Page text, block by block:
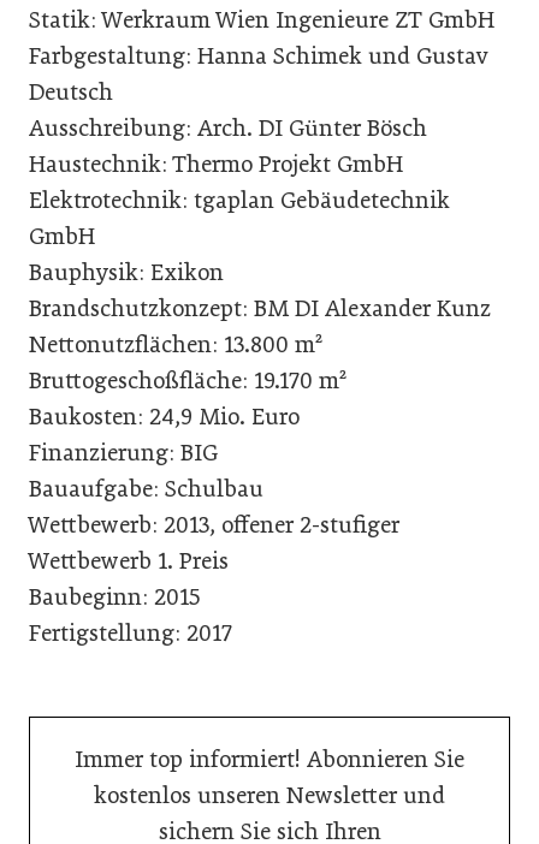
Statik: Werkraum Wien Ingenieure ZT GmbH
Farbgestaltung: Hanna Schimek und Gustav
Deutsch
Ausschreibung: Arch. DI Günter Bösch
Haustechnik: Thermo Projekt GmbH
Elektrotechnik: tgaplan Gebäudetechnik
GmbH
Bauphysik: Exikon
Brandschutzkonzept: BM DI Alexander Kunz
Nettonutzflächen: 13.800 m²
Bruttogeschoßfläche: 19.170 m²
Baukosten: 24,9 Mio. Euro
Finanzierung: BIG
Bauaufgabe: Schulbau
Wettbewerb: 2013, offener 2-stufiger
Wettbewerb 1. Preis
Baubeginn: 2015
Fertigstellung: 2017
Immer top informiert! Abonnieren Sie
kostenlos unseren Newsletter und
sichern Sie sich Ihren